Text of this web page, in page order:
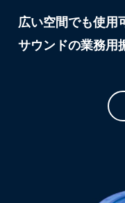
広い空間でも使用
サウンドの業務用